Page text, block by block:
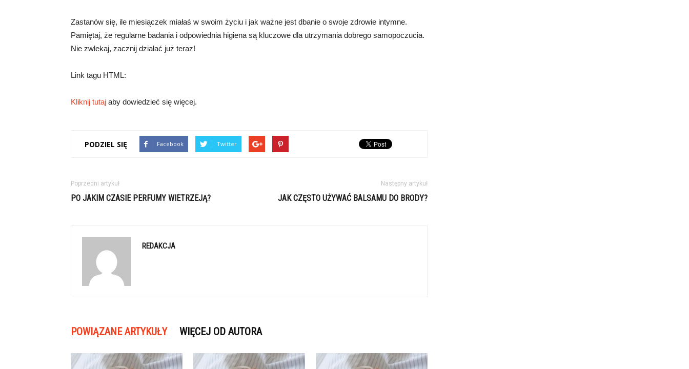
Zastanów się, ile miesiączek miałaś w swoim życiu i jak ważne jest dbanie o swoje zdrowie intymne.
Pamiętaj, że regularne badania i odpowiednia higiena są kluczowe dla utrzymania dobrego samopoczucia.
Nie zwlekaj, zacznij działać już teraz!
Link tagu HTML:
Kliknij tutaj aby dowiedzieć się więcej.
PODZIEL SIĘ Facebook Twitter
Poprzedni artykuł
PO JAKIM CZASIE PERFUMY WIETRZEJĄ?
Następny artykuł
JAK CZĘSTO UŻYWAĆ BALSAMU DO BRODY?
REDAKCJA
POWIĄZANE ARTYKUŁY WIĘCEJ OD AUTORA